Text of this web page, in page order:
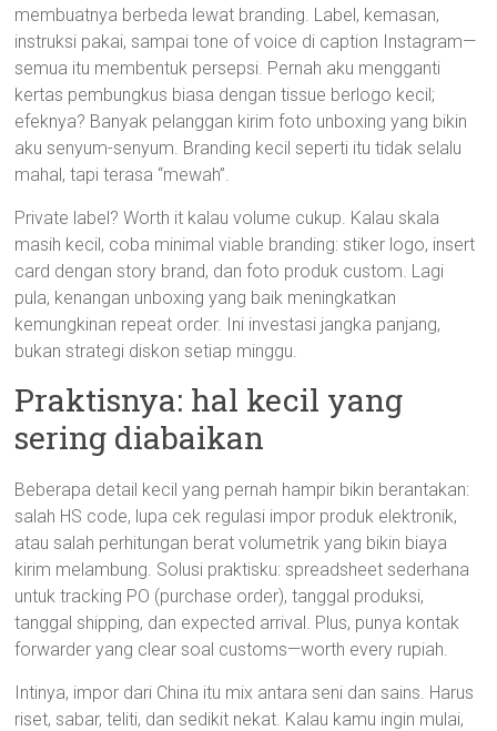
membuatnya berbeda lewat branding. Label, kemasan,
instruksi pakai, sampai tone of voice di caption Instagram—
semua itu membentuk persepsi. Pernah aku mengganti
kertas pembungkus biasa dengan tissue berlogo kecil;
efeknya? Banyak pelanggan kirim foto unboxing yang bikin
aku senyum-senyum. Branding kecil seperti itu tidak selalu
mahal, tapi terasa “mewah”.
Private label? Worth it kalau volume cukup. Kalau skala
masih kecil, coba minimal viable branding: stiker logo, insert
card dengan story brand, dan foto produk custom. Lagi
pula, kenangan unboxing yang baik meningkatkan
kemungkinan repeat order. Ini investasi jangka panjang,
bukan strategi diskon setiap minggu.
Praktisnya: hal kecil yang
sering diabaikan
Beberapa detail kecil yang pernah hampir bikin berantakan:
salah HS code, lupa cek regulasi impor produk elektronik,
atau salah perhitungan berat volumetrik yang bikin biaya
kirim melambung. Solusi praktisku: spreadsheet sederhana
untuk tracking PO (purchase order), tanggal produksi,
tanggal shipping, dan expected arrival. Plus, punya kontak
forwarder yang clear soal customs—worth every rupiah.
Intinya, impor dari China itu mix antara seni dan sains. Harus
riset, sabar, teliti, dan sedikit nekat. Kalau kamu ingin mulai,